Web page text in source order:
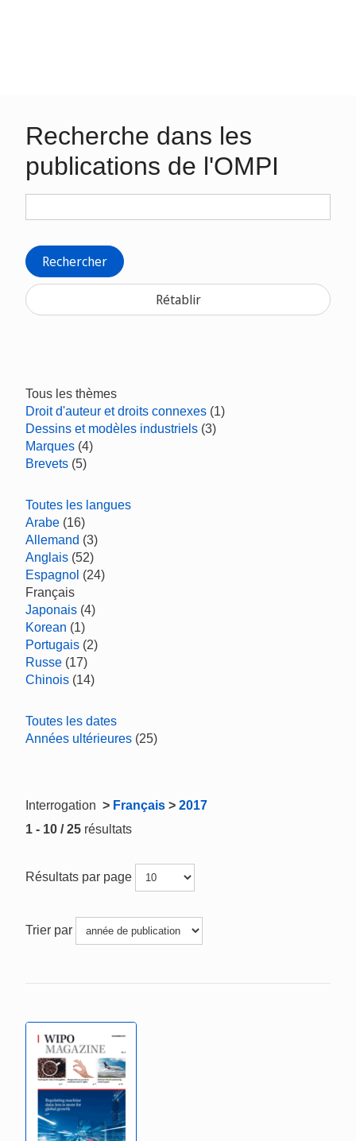
Recherche dans les
publications de l'OMPI
Rechercher
Rétablir
Tous les thèmes
Droit d'auteur et droits connexes (1)
Dessins et modèles industriels (3)
Marques (4)
Brevets (5)
Toutes les langues
Arabe (16)
Allemand (3)
Anglais (52)
Espagnol (24)
Français
Japonais (4)
Korean (1)
Portugais (2)
Russe (17)
Chinois (14)
Toutes les dates
Années ultérieures (25)
Interrogation > Français > 2017
1 - 10 / 25 résultats
Résultats par page
Trier par